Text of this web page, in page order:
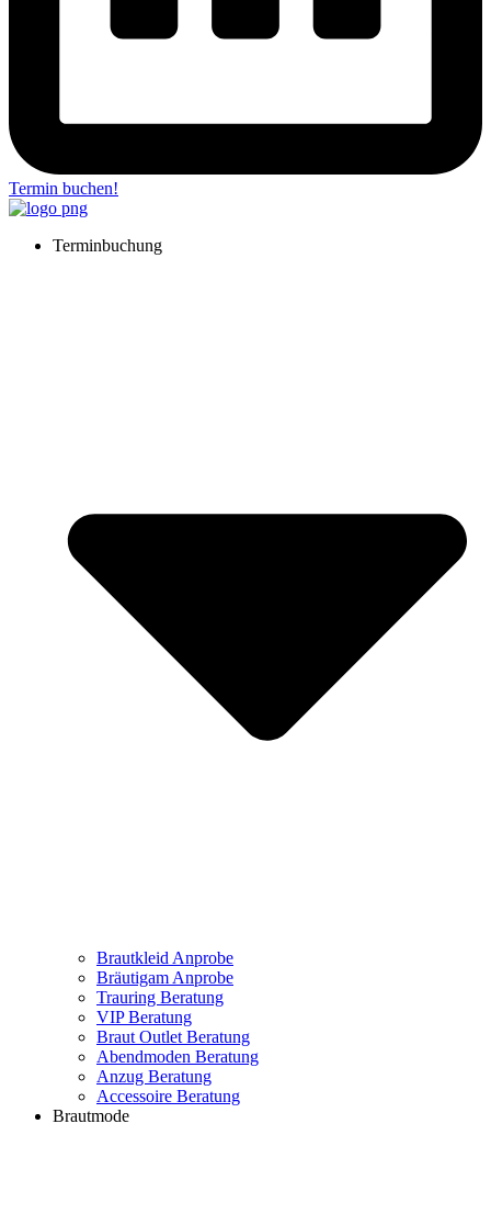
Termin buchen!
Terminbuchung
Brautkleid Anprobe
Bräutigam Anprobe
Trauring Beratung
VIP Beratung
Braut Outlet Beratung
Abendmoden Beratung
Anzug Beratung
Accessoire Beratung
Brautmode